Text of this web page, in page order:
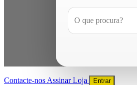
Contacte-nos AssinarLoja Entrar